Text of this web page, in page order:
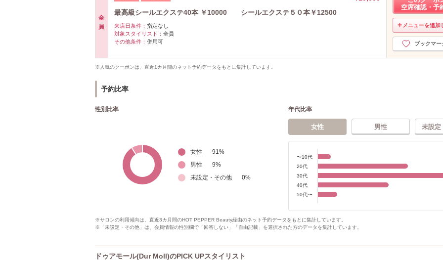
全
員
最高級シールエクステ40本 ￥10000 シールエクステ５０本￥12500
来店日条件： 指定なし
対象スタイリスト： 全員
その他条件： 併用可
空席確認・予
メニューを追加
ブックマー
※人気のクーポンは、直近1カ月間のネット予約データをもとに集計しています。
予約比率
性別比率
女性 91%
男性
9%
未設定・その他
0%
年代比率
女性 男性 未設定
〜10代
20代
30代
40代
50代〜
※サロンの利用傾向は、直近3カ月間のHOT PEPPER Beauty経由のネット予約データをもとに集計しています。
※「未設定・その他」は、会員情報の性別欄で「回答しない」「自由記載」を選択された方のデータを集計しています。
ドゥアモール(Dur Moll)のPICK UPスタイリスト